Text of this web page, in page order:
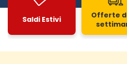
Saldi Estivi
Offerte